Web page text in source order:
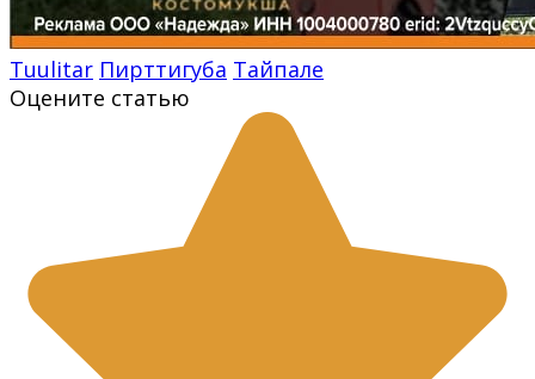
Tuulitar Пирттигуба Тайпале
Оцените статью